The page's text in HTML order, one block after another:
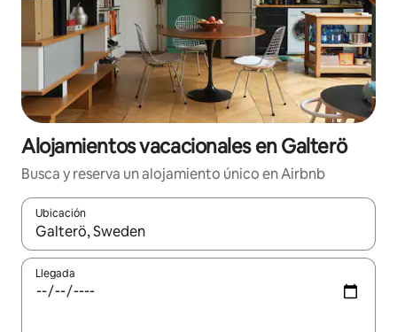
Alojamientos vacacionales en Galterö
Busca y reserva un alojamiento único en Airbnb
Ubicación
Cuando los resultados estén disponibles, podrás navegar
Llegada